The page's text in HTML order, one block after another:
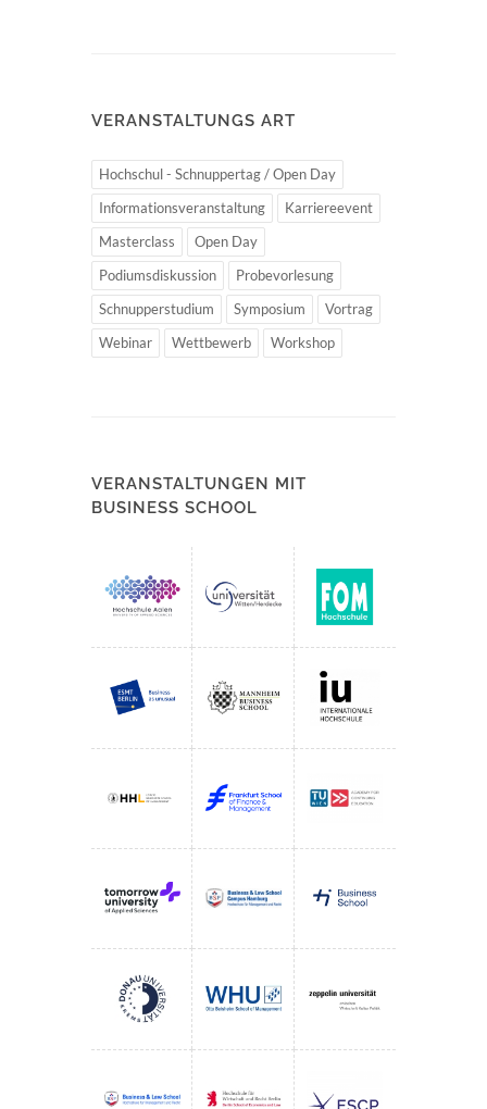
VERANSTALTUNGS ART
Hochschul - Schnuppertag / Open Day
Informationsveranstaltung
Karriereevent
Masterclass
Open Day
Podiumsdiskussion
Probevorlesung
Schnupperstudium
Symposium
Vortrag
Webinar
Wettbewerb Workshop
VERANSTALTUNGEN MIT
BUSINESS SCHOOL